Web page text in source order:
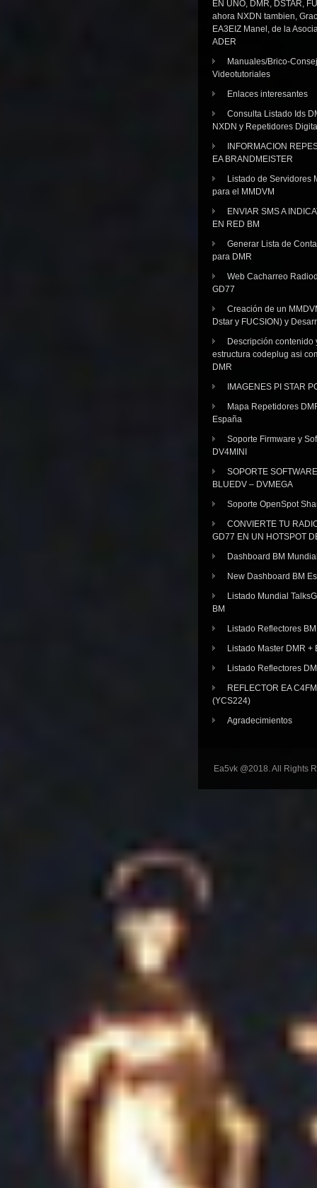
EN UNO, DMR, DSTAR,
ahora NXDN tambien,
EA3EIZ Manel, de la
ADER
Manuales/Brico-
Videotutoriales
Enlaces interesantes
Consulta Listado Ids
NXDN y Repetidores
INFORMACION
EA BRANDMEISTER
Listado de Servidores
para el MMDVM
ENVIAR SMS A
EN RED BM
Generar Lista de
para DMR
Web Cacharreo
GD77
Creación de un
Dstar y FUCSION) y
Descripción contenido
estructura codeplug asi
DMR
IMAGENES PI STAR
Mapa Repetidores
España
Soporte Firmware y
DV4MINI
SOPORTE SOFTWARE
BLUEDV – DVMEGA
Soporte OpenSpot
CONVIERTE TU
GD77 EN UN HOTSPOT
Dashboard BM
New Dashboard BM
Listado Mundial
BM
Listado Reflectores BM
Listado Master DMR +
Listado Reflectores
REFLECTOR EA
(YCS224)
Agradecimientos
Ea5vk @2018. All Rights